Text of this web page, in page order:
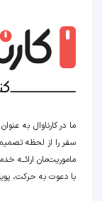
ما در کارناوال به
سفر را از لحظه‌
ماموریت‌مان اراﺋــﻪ
با دعوت به حرکت،